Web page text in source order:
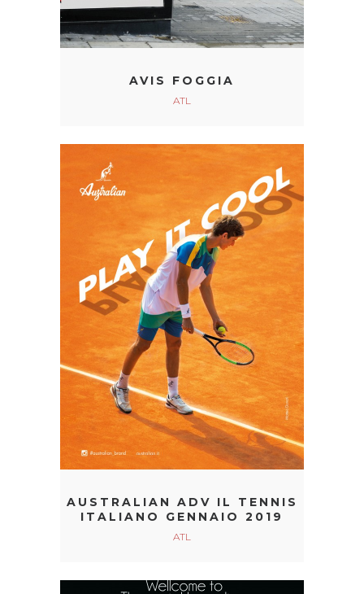
AVIS FOGGIA
ATL
AUSTRALIAN ADV IL TENNIS
ITALIANO GENNAIO 2019
ATL